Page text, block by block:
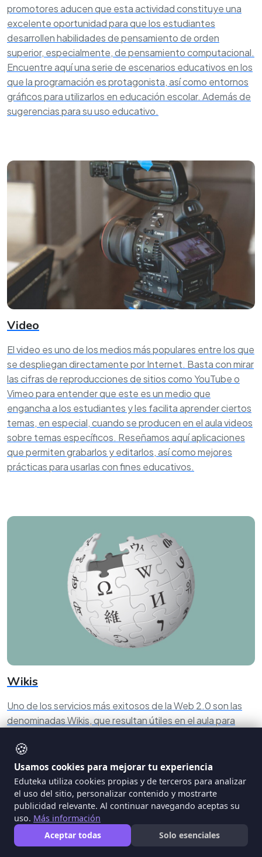
promotores aducen que esta actividad constituye una
excelente oportunidad para que los estudiantes
desarrollen habilidades de pensamiento de orden
superior, especialmente, de pensamiento computacional.
Encuentre aquí una serie de escenarios educativos en los
que la programación es protagonista, así como entornos
gráficos para utilizarlos en educación escolar. Además de
sugerencias para su uso educativo.
Video
El video es uno de los medios más populares entre los que
se despliegan directamente por Internet. Basta con mirar
las cifras de reproducciones de sitios como YouTube o
Vimeo para entender que este es un medio que
engancha a los estudiantes y les facilita aprender ciertos
temas, en especial, cuando se producen en el aula videos
sobre temas específicos. Reseñamos aquí aplicaciones
que permiten grabarlos y editarlos, así como mejores
prácticas para usarlas con fines educativos.
Wikis
Uno de los servicios más exitosos de la Web 2.0 son las
denominadas Wikis, que resultan útiles en el aula para
como para compartir tareas en curso. Este documento
ofrece tanto una reseña de herramientas digitales para
crear Wikis, como un conjunto de escenarios educativos
en los cuales se utilizan éstas, en varias asignaturas y
grados escolares, indicando el momento de la clase para
hacerlo y la intención de su uso.
🍪
Usamos cookies para mejorar tu experiencia
Eduteka utiliza cookies propias y de terceros para analizar
el uso del sitio, personalizar contenido y mostrarte
publicidad relevante. Al continuar navegando aceptas su
uso. Más información
Aceptar todas
Solo esenciales